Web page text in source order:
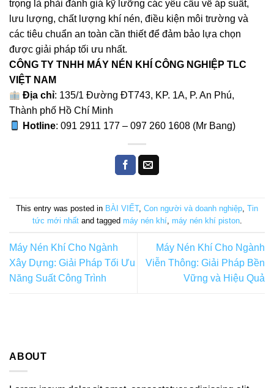
trọng là phải đánh giá kỹ lưỡng các yêu cầu về áp suất,
lưu lượng, chất lượng khí nén, điều kiện môi trường và
các tiêu chuẩn an toàn cần thiết để đảm bảo lựa chọn
được giải pháp tối ưu nhất.
CÔNG TY TNHH MÁY NÉN KHÍ CÔNG NGHIỆP TLC
VIỆT NAM
Địa chỉ: 135/1 Đường ĐT743, KP. 1A, P. An Phú,
Thành phố Hồ Chí Minh
Hotline: 091 2911 177 – 097 260 1608 (Mr Bang)
This entry was posted in BÀI VIẾT, Con người và doanh nghiệp Tin
tức mới nhấtand tagged máy nén khí, máy nén khí piston.
Máy Nén Khí Cho Ngành
Xây Dựng: Giải Pháp Tối Ưu
Năng Suất Công Trình
Máy Nén Khí Cho Ngành
Viễn Thông: Giải Pháp Bền
Vững và Hiệu Quả
ABOUT